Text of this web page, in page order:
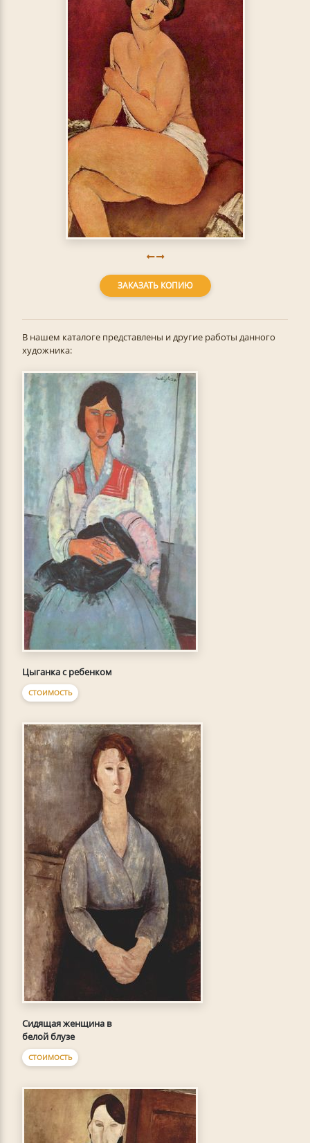
ЗАКАЗАТЬ КОПИЮ
В нашем каталоге представлены и другие работы данного
художника:
Цыганка с ребенком
СТОИМОСТЬ
Сидящая женщина в
белой блузе
СТОИМОСТЬ